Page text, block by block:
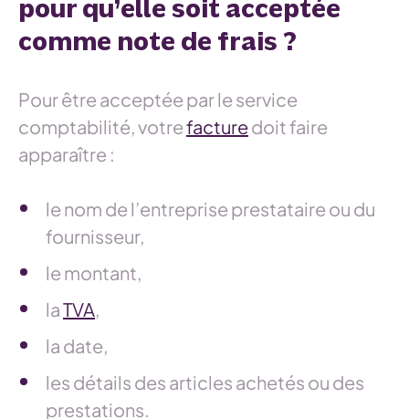
pour qu’elle soit acceptée
comme note de frais ?
Pour être acceptée par le service
comptabilité, votrefacturedoit faire
apparaître :
le nom de l’entreprise prestataire ou du
fournisseur,
le montant,
laTVA
la date,
les détails des articles achetés ou des
prestations.